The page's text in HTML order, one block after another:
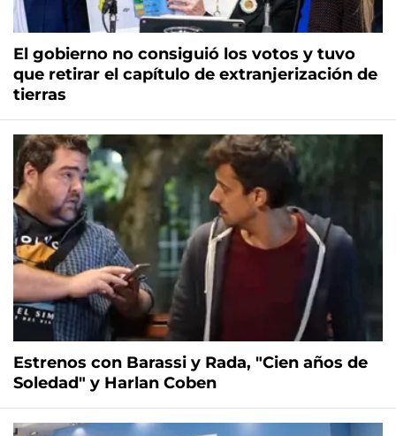
El gobierno no consiguió los votos y tuvo
que retirar el capítulo de extranjerización de
tierras
Estrenos con Barassi y Rada, "Cien años de
Soledad" y Harlan Coben